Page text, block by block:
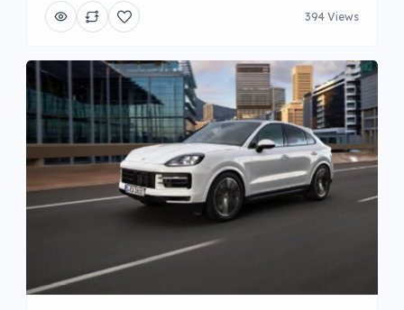
394 Views